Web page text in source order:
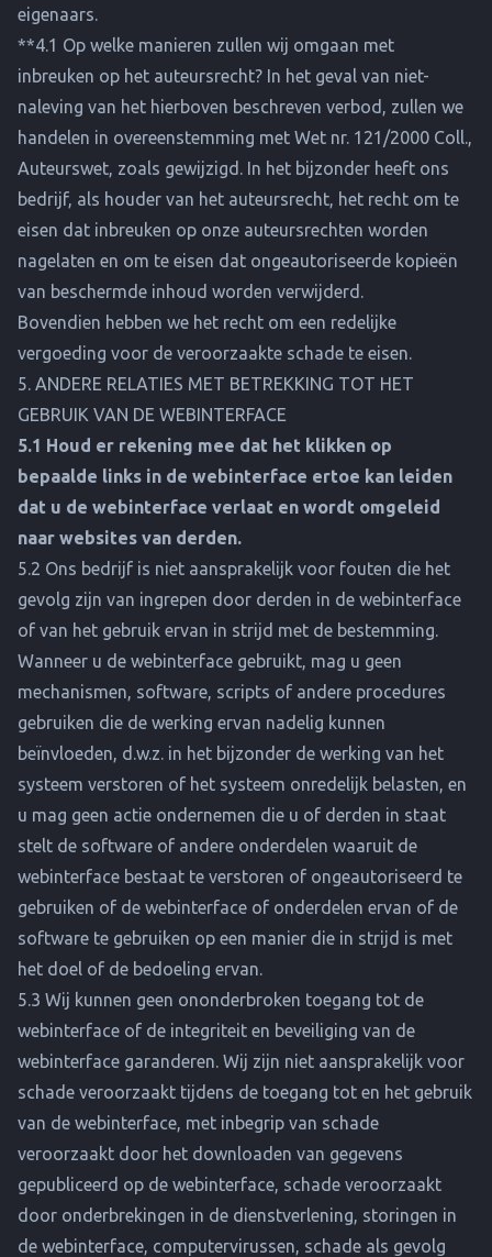
eigenaars.
**4.1 Op welke manieren zullen wij omgaan met
inbreuken op het auteursrecht? In het geval van niet-
naleving van het hierboven beschreven verbod, zullen we
handelen in overeenstemming met Wet nr. 121/2000 Coll.,
Auteurswet, zoals gewijzigd. In het bijzonder heeft ons
bedrijf, als houder van het auteursrecht, het recht om te
eisen dat inbreuken op onze auteursrechten worden
nagelaten en om te eisen dat ongeautoriseerde kopieën
van beschermde inhoud worden verwijderd.
Bovendien hebben we het recht om een redelijke
vergoeding voor de veroorzaakte schade te eisen.
5. ANDERE RELATIES MET BETREKKING TOT HET
GEBRUIK VAN DE WEBINTERFACE
5.1 Houd er rekening mee dat het klikken op
bepaalde links in de webinterface ertoe kan leiden
dat u de webinterface verlaat en wordt omgeleid
naar websites van derden.
5.2 Ons bedrijf is niet aansprakelijk voor fouten die het
gevolg zijn van ingrepen door derden in de webinterface
of van het gebruik ervan in strijd met de bestemming.
Wanneer u de webinterface gebruikt, mag u geen
mechanismen, software, scripts of andere procedures
gebruiken die de werking ervan nadelig kunnen
beïnvloeden, d.w.z. in het bijzonder de werking van het
systeem verstoren of het systeem onredelijk belasten, en
u mag geen actie ondernemen die u of derden in staat
stelt de software of andere onderdelen waaruit de
webinterface bestaat te verstoren of ongeautoriseerd te
gebruiken of de webinterface of onderdelen ervan of de
software te gebruiken op een manier die in strijd is met
het doel of de bedoeling ervan.
5.3 Wij kunnen geen ononderbroken toegang tot de
webinterface of de integriteit en beveiliging van de
webinterface garanderen. Wij zijn niet aansprakelijk voor
schade veroorzaakt tijdens de toegang tot en het gebruik
van de webinterface, met inbegrip van schade
veroorzaakt door het downloaden van gegevens
gepubliceerd op de webinterface, schade veroorzaakt
door onderbrekingen in de dienstverlening, storingen in
de webinterface, computervirussen, schade als gevolg